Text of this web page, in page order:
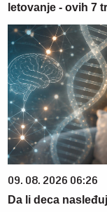
letovanje - ovih 7
09. 08. 2026 06:26
Da li deca